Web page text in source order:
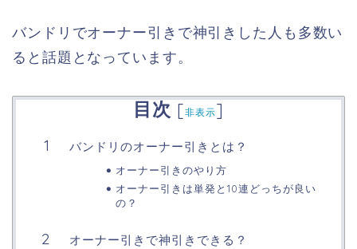
バンドリでオーナー引きで神引きした人も多数い
ると話題となっています。
目次 [非表示]
バンドリのオーナー引きとは？
オーナー引きのやり方
オーナー引きは単発と10連どっちが良い
の？
オーナー引きで神引きできる？